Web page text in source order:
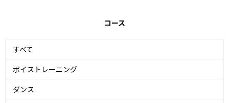
コース
すべて
ボイストレーニング
ダンス